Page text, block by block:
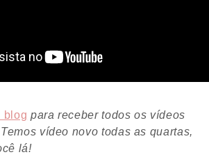
blog para receber todos os vídeos
vídeo novo todas as quartas,
lá!